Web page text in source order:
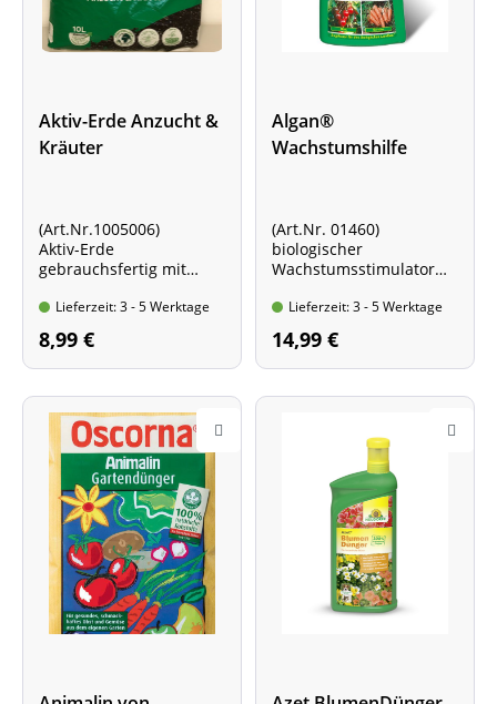
Aktiv-Erde Anzucht &
Kräuter
(Art.Nr.1005006)
Aktiv-Erde
gebrauchsfertig mit
Beutel mit 10 l Inhalt
Lieferzeit: 3 - 5 Werktage
8,99 €
Algan®
Wachstumshilfe
(Art.Nr. 01460)
biologischer
Wachstumsstimulator
und bessere
Lagerfähigkeit
Flasche mit 250 ml Inhalt
Lieferzeit: 3 - 5 Werktage
14,99 €